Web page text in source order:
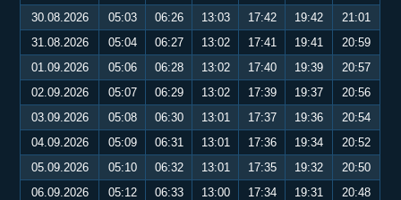
30.08.2026
05:03 06:26 13:03 17:42 19:42
21:01
31.08.2026
05:04 06:27 13:02 17:41 19:41
20:59
01.09.2026
05:06 06:28 13:02 17:40 19:39
20:57
02.09.2026
05:07 06:29 13:02 17:39 19:37
20:56
03.09.2026
05:08 06:30 13:01 17:37 19:36
20:54
04.09.2026
05:09 06:31 13:01 17:36 19:34
20:52
05.09.2026
05:10 06:32 13:01 17:35 19:32
20:50
06.09.2026
05:12 06:33 13:00 17:34 19:31
20:48